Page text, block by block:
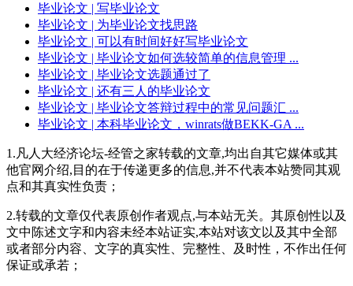
毕业论文 | 写毕业论文
毕业论文 | 为毕业论文找思路
毕业论文 | 可以有时间好好写毕业论文
毕业论文 | 毕业论文如何选较简单的信息管理 ...
毕业论文 | 毕业论文选题通过了
毕业论文 | 还有三人的毕业论文
毕业论文 | 毕业论文答辩过程中的常见问题汇 ...
毕业论文 | 本科毕业论文，winrats做BEKK-GA ...
1.凡人大经济论坛-经管之家转载的文章,均出自其它媒体或其
他官网介绍,目的在于传递更多的信息,并不代表本站赞同其观
点和其真实性负责；
2.转载的文章仅代表原创作者观点,与本站无关。其原创性以及
文中陈述文字和内容未经本站证实,本站对该文以及其中全部
或者部分内容、文字的真实性、完整性、及时性，不作出任何
保证或承若；